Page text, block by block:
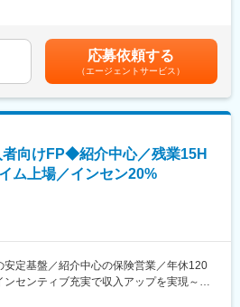
も重視しています！
活かせる職業
営業
個人、法人営業
法人でのご経験 など
ぷり詰まった資料です！
2basbqxy
金計画に関する提案および各種手続き支援
した火災保険提案および販売サポート
宅営業担当と密接に連携しながら業務を推
お客様へのコンサルティング提案に集中で
）■賞与：年2回（6、12月）※業績連動型
の金額であり、選考を通じて上下する可能
額)は固定手当を含めた表記です。
応募依頼する
（エージェントサービス）
者向けFP◆紹介中心／残業15H
ム上場／インセン20%
安定基盤／紹介中心の保険営業／年休120
ンセンティブ充実で収入アップを実現～